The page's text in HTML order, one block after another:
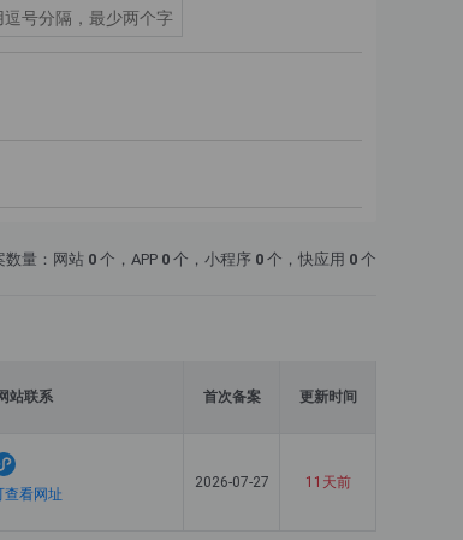
数量：网站 0 个，APP 0 个，小程序 0 个，快应用 0 个
站联系 首次备案 更新时间
查看网址
2026-07-27 11天前